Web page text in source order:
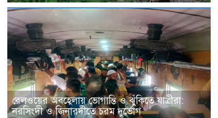
রেলওয়ের অবহেলায় ভোগান্তি ও ঝুঁকিতে যাত্রীরা:
নরসিংদী ও জিনারদীতে চরম দুর্ভোগ